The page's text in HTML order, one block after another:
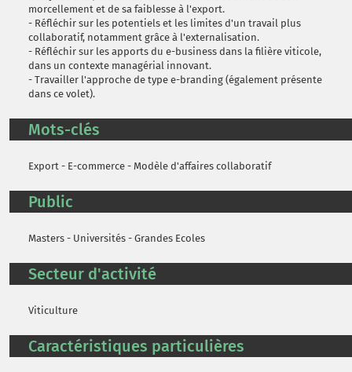
morcellement et de sa faiblesse à l'export.
- Réfléchir sur les potentiels et les limites d'un travail plus
collaboratif, notamment grâce à l'externalisation.
- Réfléchir sur les apports du e-business dans la filière viticole,
dans un contexte managérial innovant.
- Travailler l'approche de type e-branding (également présente
dans ce volet).
Mots-clés
Export - E-commerce - Modèle d'affaires collaboratif
Public
Masters - Universités - Grandes Ecoles
Secteur d'activité
Viticulture
Caractéristiques particulières